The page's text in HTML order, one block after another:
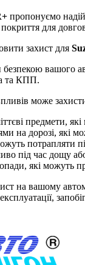
пропонуємо
для
захист для
вашого
та КПП.
може
предмети,
на дорозі, які
під час дощу
які можуть
на вашому